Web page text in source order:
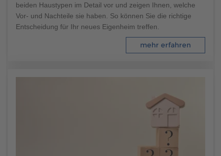
MUSTERHAUS FINDEN
beiden Haustypen im Detail vor und zeigen Ihnen, welche
Vor- und Nachteile sie haben. So können Sie die richtige
Entscheidung für Ihr neues Eigenheim treffen.
mehr erfahren